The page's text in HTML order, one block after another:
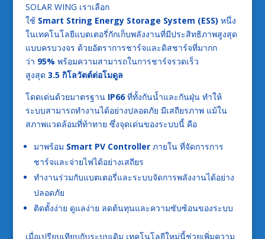
SOLAR WING เราเลือก
ใช้ Smart String Energy Storage System (ESS) หนึ่ง
ในเทคโนโลยีแบตเตอรี่กักเก็บพลังงานที่มีประสิทธิภาพสูงสุด
แบบครบวงจร ด้วยอัตราการชาร์จและดิสชาร์จที่มากก
ว่า 95% พร้อมความสามารถในการชาร์จรวดเร็ว
สูงสุด 3.5 กิโลวัตต์ต่อโมดูล
โดดเด่นด้วยมาตรฐาน IP66ที่ทั้งกันน้ำและกันฝุ่น ทำให้
ระบบสามารถทำงานได้อย่างปลอดภัย มีเสถียรภาพ แม้ใน
สภาพแวดล้อมที่ท้าทาย ซึ่งจุดเด่นของระบบนี้ คือ
มาพร้อม Smart PV Controllerภายใน ที่จัดการการ
ชาร์จและจ่ายไฟได้อย่างเสถียร
ทำงานร่วมกับแบตเตอรี่และระบบจัดการพลังงานได้อย่าง
ปลอดภัย
ติดตั้งง่าย ดูแลง่าย ลดต้นทุนและความซับซ้อนของระบบ
เมื่อเปรียบเทียบกับระบบเดิม เทคโนโลยีใหม่นี้ช่วยเพิ่มความ